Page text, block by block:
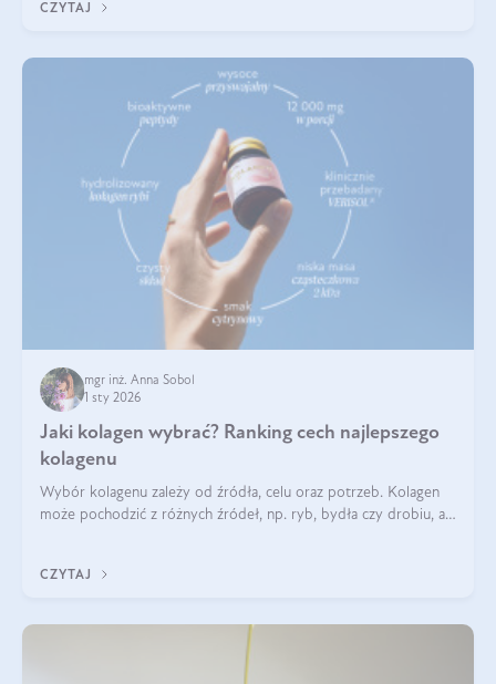
CZYTAJ
mgr inż. Anna Sobol
1 sty 2026
Jaki kolagen wybrać? Ranking cech najlepszego
kolagenu
Wybór kolagenu zależy od źródła, celu oraz potrzeb. Kolagen
może pochodzić z różnych źródeł, np. ryb, bydła czy drobiu, a
bydlęcy.
CZYTAJ